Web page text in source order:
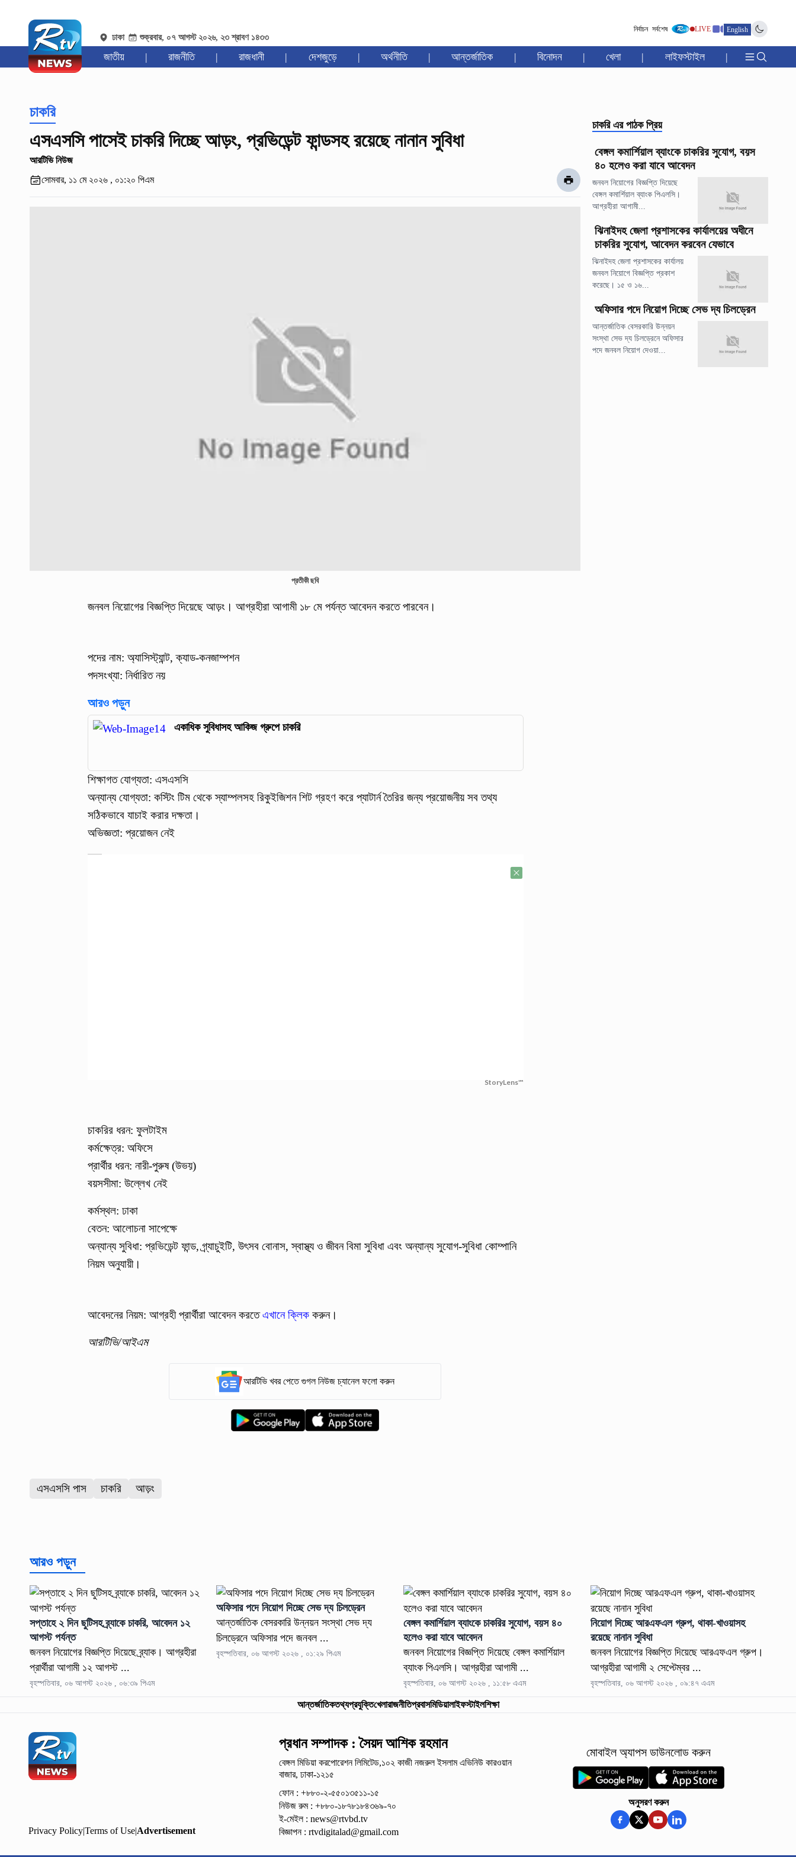
ঢাকা শুক্রবার, ০৭ আগস্ট ২০২৬, ২৩ শ্রাবণ ১৪৩৩
নির্বাচন সর্বশেষ LIVE English
জাতীয় | রাজনীতি | রাজধানী | দেশজুড়ে | অর্থনীতি | আন্তর্জাতিক | বিনোদন | খেলা | লাইফস্টাইল |
চাকরি
এসএসসি পাসেই চাকরি দিচ্ছে আড়ং, প্রভিডেন্ট ফান্ডসহ রয়েছে নানান সুবিধা
আরটিভি নিউজ
সোমবার, ১১ মে ২০২৬ , ০১:২০ পিএম
প্রতীকী ছবি
জনবল নিয়োগের বিজ্ঞপ্তি দিয়েছে আড়ং। আগ্রহীরা আগামী ১৮ মে পর্যন্ত আবেদন করতে পারবেন।
পদের নাম: অ্যাসিস্ট্যান্ট, ক্যাড-কনজাম্পশন
পদসংখ্যা: নির্ধারিত নয়
আরও পড়ুন
একাধিক সুবিধাসহ আকিজ গ্রুপে চাকরি
শিক্ষাগত যোগ্যতা: এসএসসি
অন্যান্য যোগ্যতা: কস্টিং টিম থেকে স্যাম্পলসহ রিকুইজিশন শিট গ্রহণ করে প্যাটার্ন তৈরির জন্য প্রয়োজনীয় সব তথ্য
সঠিকভাবে যাচাই করার দক্ষতা।
অভিজ্ঞতা: প্রয়োজন নেই
StoryLens™
চাকরির ধরন: ফুলটাইম
কর্মক্ষেত্র: অফিসে
প্রার্থীর ধরন: নারী-পুরুষ (উভয়)
বয়সসীমা: উল্লেখ নেই
কর্মস্থল: ঢাকা
বেতন: আলোচনা সাপেক্ষে
অন্যান্য সুবিধা: প্রভিডেন্ট ফান্ড, গ্র্যাচুইটি, উৎসব বোনাস, স্বাস্থ্য ও জীবন বিমা সুবিধা এবং অন্যান্য সুযোগ-সুবিধা কোম্পানি
নিয়ম অনুযায়ী।
আবেদনের নিয়ম: আগ্রহী প্রার্থীরা আবেদন করতেএখানে ক্লিক করুন।
আরটিভি/আইএম
আরটিভি খবর পেতে গুগল নিউজ চ্যানেল ফলো করুন
এসএসসি পাস চাকরি আড়ং
চাকরি এর পাঠক প্রিয়
বেঙ্গল কমার্শিয়াল ব্যাংকে চাকরির সুযোগ, বয়স
৪০ হলেও করা যাবে আবেদন
জনবল নিয়োগের বিজ্ঞপ্তি দিয়েছে
বেঙ্গল কমার্শিয়াল ব্যাংক পিএলসি।
আগ্রহীরা আগামী...
ঝিনাইদহ জেলা প্রশাসকের কার্যালয়ের অধীনে
চাকরির সুযোগ, আবেদন করবেন যেভাবে
ঝিনাইদহ জেলা প্রশাসকের কার্যালয়
জনবল নিয়োগে বিজ্ঞপ্তি প্রকাশ
করেছে। ১৫ ও ১৬...
অফিসার পদে নিয়োগ দিচ্ছে সেভ দ্য চিলড্রেন
আন্তর্জাতিক বেসরকারি উন্নয়ন
সংস্থা সেভ দ্য চিলড্রেনে অফিসার
পদে জনবল নিয়োগ দেওয়া...
আরও পড়ুন
সপ্তাহে ২ দিন ছুটিসহ ব্র্যাকে চাকরি, আবেদন ১২
আগস্ট পর্যন্ত
জনবল নিয়োগের বিজ্ঞপ্তি দিয়েছে ব্র্যাক। আগ্রহীরা
প্রার্থীরা আগামী ১২ আগস্ট ...
বৃহস্পতিবার, ০৬ আগস্ট ২০২৬ , ০৬:৩৯ পিএম
অফিসার পদে নিয়োগ দিচ্ছে সেভ দ্য চিলড্রেন
আন্তর্জাতিক বেসরকারি উন্নয়ন সংস্থা সেভ দ্য
চিলড্রেনে অফিসার পদে জনবল ...
বৃহস্পতিবার, ০৬ আগস্ট ২০২৬ , ০১:২৯ পিএম
বেঙ্গল কমার্শিয়াল ব্যাংকে চাকরির সুযোগ, বয়স ৪০
হলেও করা যাবে আবেদন
জনবল নিয়োগের বিজ্ঞপ্তি দিয়েছে বেঙ্গল কমার্শিয়াল
ব্যাংক পিএলসি। আগ্রহীরা আগামী ...
বৃহস্পতিবার, ০৬ আগস্ট ২০২৬ , ১১:৫৮ এএম
নিয়োগ দিচ্ছে আরএফএল গ্রুপ, থাকা-খাওয়াসহ
রয়েছে নানান সুবিধা
জনবল নিয়োগের বিজ্ঞপ্তি দিয়েছে আরএফএল গ্রুপ।
আগ্রহীরা আগামী ২ সেপ্টেম্বর ...
বৃহস্পতিবার, ০৬ আগস্ট ২০২৬ , ০৯:৪৭ এএম
আন্তর্জাতিকতথ্যপ্রযুক্তিখেলারাজনীতিপ্রবাসমিডিয়ালাইফস্টাইলশিক্ষা
Privacy Policy|Terms of Use|Advertisement
প্রধান সম্পাদক : সৈয়দ আশিক রহমান
বেঙ্গল মিডিয়া করপোরেশন লিমিটেড,১০২ কাজী নজরুল ইসলামএভিনিউ কারওয়ান
বাজার, ঢাকা-১২১৫
ফোন : +৮৮০-২-৫৫০১৩৫১১-১৫
নিউজ রুম : +৮৮০-১৮৭৮১৮৪৩৬৯-৭০
ই-মেইল : news@rtvbd.tv
বিজ্ঞাপন : rtvdigitalad@gmail.com
মোবাইল অ্যাপস ডাউনলোড করুন
অনুসরণ করুন